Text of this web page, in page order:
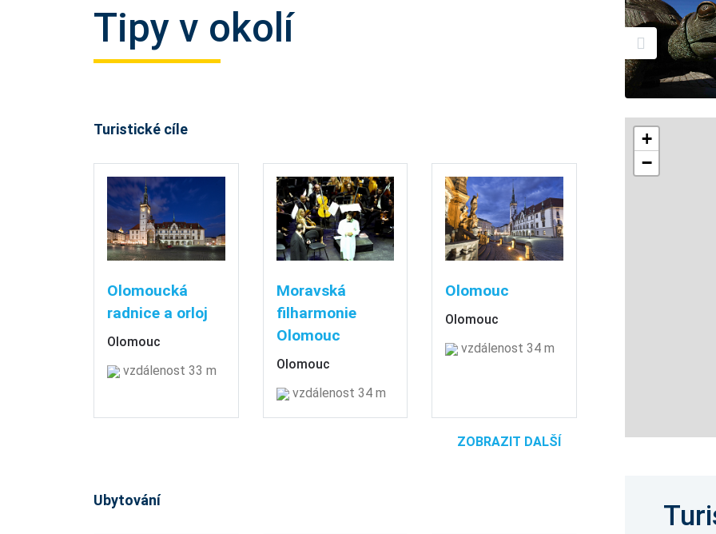
Tipy v okolí
Turistické cíle
Olomoucká
radnice a orloj
Olomouc
vzdálenost 33 m
Moravská
filharmonie
Olomouc
Olomouc
vzdálenost 34 m
Olomouc
Olomouc
vzdálenost 34 m
ZOBRAZIT DALŠÍ
Ubytování
+
−